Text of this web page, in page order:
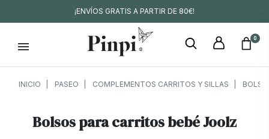
¡ENVÍOS GRATIS A PARTIR DE 80€!
0
INICIO PASEO COMPLEMENTOS CARRITOS Y SILLAS
Bolsos para carritos bebé Joolz